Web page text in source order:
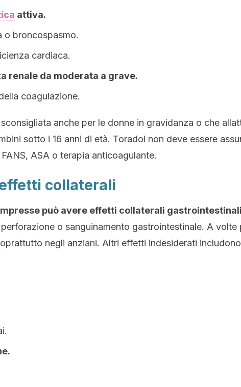
attiva.
o broncospasmo.
cardiaca.
renale da moderata a grave.
coagulazione.
sconsigliata anche per le donne in gravidanza o che
sotto i 16 anni di età. Toradol non deve essere
ASA o terapia anticoagulante.
collaterali
può avere effetti collaterali gastrointestinali
o sanguinamento gastrointestinale. A volte
negli anziani. Altri effetti indesiderati